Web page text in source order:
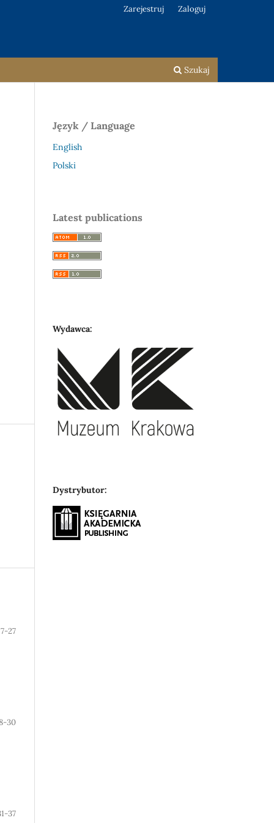
Szukaj
Zarejestruj Zaloguj
7-27
30
37
Język / Language
English
Polski
Latest publications
Wydawca:
Dystrybutor: